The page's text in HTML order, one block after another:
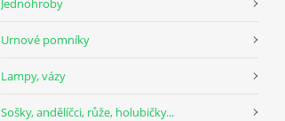
Urnové pomníky
Lampy, vázy
Sošky, andělíčci, růže, holubičky...